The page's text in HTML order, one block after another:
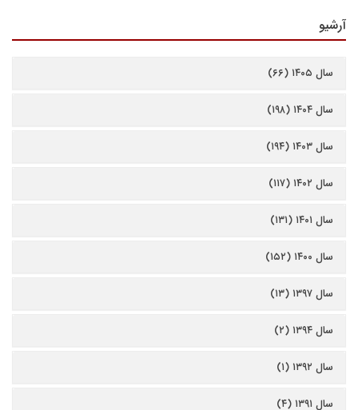
آرشیو
سال ۱۴۰۵ (۶۶)
سال ۱۴۰۴ (۱۹۸)
سال ۱۴۰۳ (۱۹۴)
سال ۱۴۰۲ (۱۱۷)
سال ۱۴۰۱ (۱۳۱)
سال ۱۴۰۰ (۱۵۲)
سال ۱۳۹۷ (۱۳)
سال ۱۳۹۴ (۲)
سال ۱۳۹۲ (۱)
سال ۱۳۹۱ (۴)